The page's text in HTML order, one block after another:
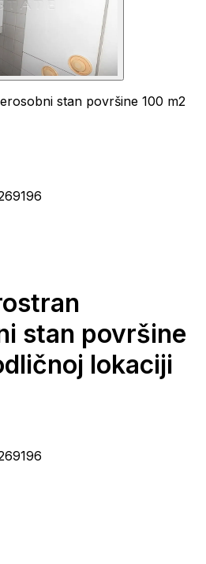
stan površine 100 m2
stan površine
lokaciji